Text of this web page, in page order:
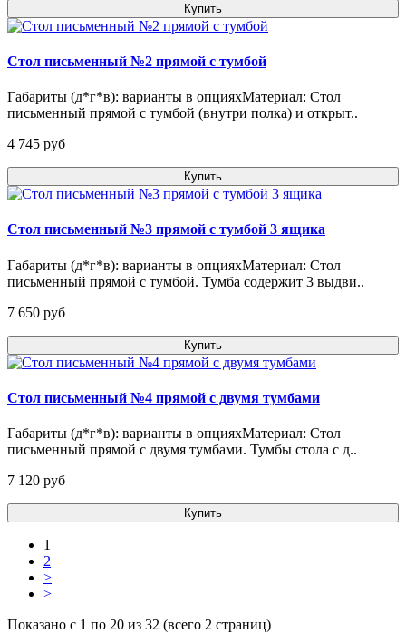
Купить
Стол письменный №2 прямой с тумбой
Габариты (д*г*в): варианты в опцияхМатериал: Стол
письменный прямой с тумбой (внутри полка) и открыт..
4 745 pуб
Купить
Стол письменный №3 прямой с тумбой 3 ящика
Габариты (д*г*в): варианты в опцияхМатериал: Стол
письменный прямой с тумбой. Тумба содержит 3 выдви..
7 650 pуб
Купить
Стол письменный №4 прямой с двумя тумбами
Габариты (д*г*в): варианты в опцияхМатериал: Стол
письменный прямой с двумя тумбами. Тумбы стола с д..
7 120 pуб
Купить
1
2
>
>|
Показано с 1 по 20 из 32 (всего 2 страниц)